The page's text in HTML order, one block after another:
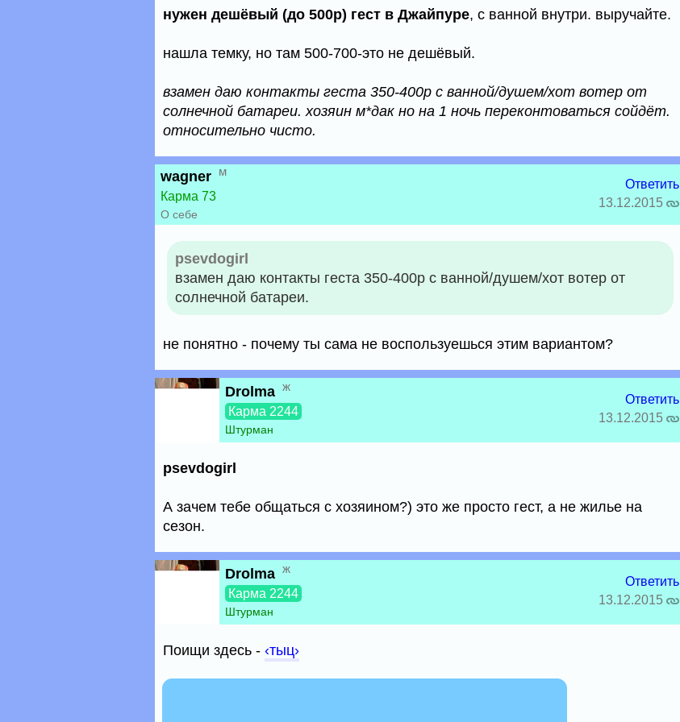
нужен дешёвый (до 500р) гест в Джайпуре, с ванной внутри. выручайте.
нашла темку, но там 500-700-это не дешёвый.
взамен даю контакты геста 350-400р с ванной/душем/хот вотер от
солнечной батареи. хозяин м*дак но на 1 ночь переконтоваться сойдёт.
относительно чисто.
wagner м
Карма 73
О себе
Ответить
13.12.2015
psevdogirl
взамен даю контакты геста 350-400р с ванной/душем/хот вотер от
солнечной батареи.
не понятно - почему ты сама не воспользуешься этим вариантом?
Drolma ж
Карма 2244
Штурман
Ответить
13.12.2015
psevdogirl
А зачем тебе общаться с хозяином?) это же просто гест, а не жилье на
сезон.
Drolma ж
Карма 2244
Штурман
Ответить
13.12.2015
Поищи здесь - ‹тыц›